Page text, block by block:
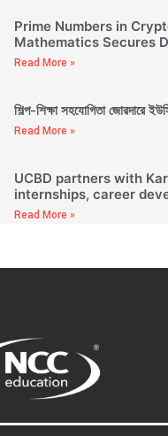
Prime Numbers in
Mathematics Secures
Read More »
শিল্প-শিক্ষা সহযোগিতা জোরদারে
Read More »
UCBD partners with
internships, career
Read More »